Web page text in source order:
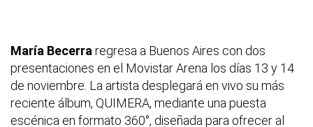
María Becerra regresa a Buenos Aires con dos
presentaciones en el Movistar Arena los días 13 y 14
de noviembre. La artista desplegará en vivo su más
reciente álbum, QUIMERA, mediante una puesta
escénica en formato 360°, diseñada para ofrecer al